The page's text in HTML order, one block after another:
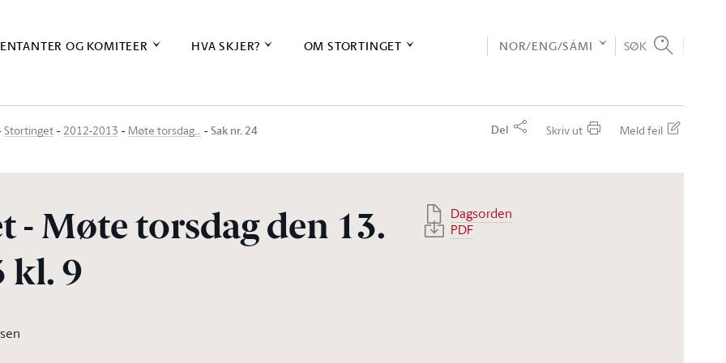
OG KOMITEER HVA SKJER? OM STORTINGET NOR/ENG/SÁMI SØK
Stortinget 2012-2013 Møte torsdag… Sak nr. 24 Del Skriv ut Meld feil
- Møte torsdag den 13.
kl. 9
Dagsorden
PDF